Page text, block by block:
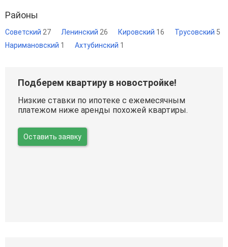
Районы
Советский 27 Ленинский 26 Кировский 16 Трусовский 5
Наримановский 1 Ахтубинский 1
Подберем квартиру в новостройке!
Низкие ставки по ипотеке с ежемесячным
платежом ниже аренды похожей квартиры.
Оставить заявку